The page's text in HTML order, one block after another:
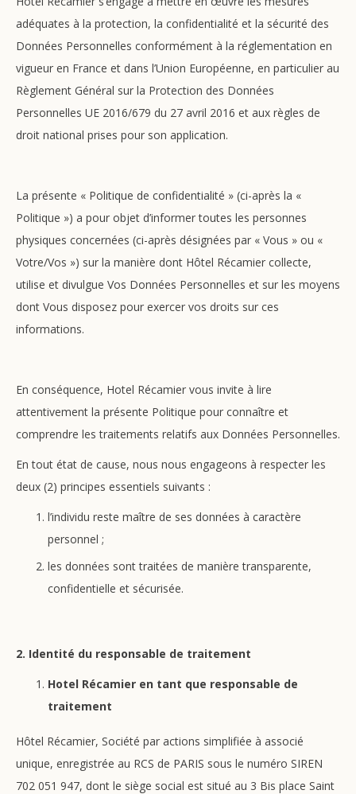
adéquates à la protection, la confidentialité et la sécurité des
Données Personnelles conformément à la réglementation en
vigueur en France et dans l’Union Européenne, en particulier au
Règlement Général sur la Protection des Données
Personnelles UE 2016/679 du 27 avril 2016 et aux règles de
droit national prises pour son application.
La présente « Politique de confidentialité » (ci-après la «
Politique ») a pour objet d’informer toutes les personnes
physiques concernées (ci-après désignées par « Vous » ou «
Votre/Vos ») sur la manière dont Hôtel Récamier collecte,
utilise et divulgue Vos Données Personnelles et sur les moyens
dont Vous disposez pour exercer vos droits sur ces
informations.
En conséquence, Hotel Récamier vous invite à lire
attentivement la présente Politique pour connaître et
comprendre les traitements relatifs aux Données Personnelles.
En tout état de cause, nous nous engageons à respecter les
deux (2) principes essentiels suivants :
l’individu reste maître de ses données à caractère
personnel ;
les données sont traitées de manière transparente,
confidentielle et sécurisée.
2. Identité du responsable de traitement
Hotel Récamier en tant que responsable de
traitement
Hôtel Récamier, Société par actions simplifiée à associé
unique, enregistrée au RCS de PARIS sous le numéro SIREN
702 051 947, dont le siège social est situé au 3 Bis place Saint